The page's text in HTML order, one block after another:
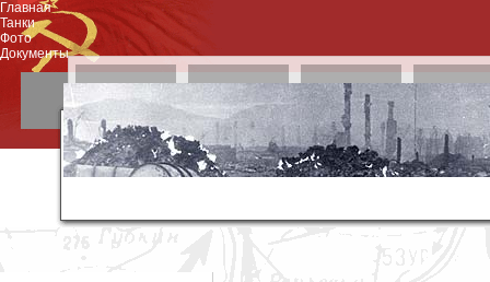
Главная
Танки
Фото
Документы